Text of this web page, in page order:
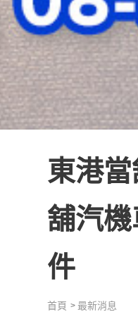
東港
舖汽
件
首頁
最新消息